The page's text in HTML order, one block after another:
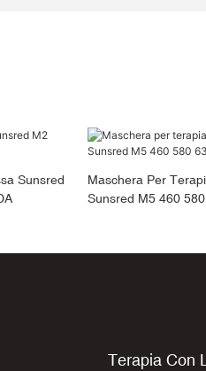
Sunsred
Maschera Per
Sunsred M5 460
Terapia Con